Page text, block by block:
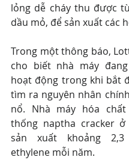
lỏng dễ cháy thu được
dầu mỏ, để sản xuất các
Trong một thông báo,
cho biết nhà máy
hoạt động trong khi bắt
tìm ra nguyên nhân
nổ. Nhà máy hóa
thống naptha cracker ở
sản xuất khoảng
ethylene mỗi năm.